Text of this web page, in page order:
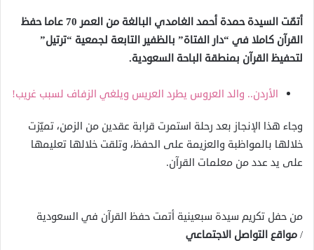
أتمّت السيدة حمدة أحمد الغامدي البالغة من العمر 70 عاما حفظ
القرآن كاملا في “دار الفتاة” بالظفير التابعة لجمعية “ترتيل”
لتحفيظ القرآن بمنطقة الباحة السعودية.
الأردن.. والد العروس يطرد العريس ويلغي الزفاف لسبب غريب!
وجاء هذا الإنجاز بعد رحلة استمرت قرابة عقدين من الزمن، تميّزت
خلالها بالمواظبة والعزيمة على الحفظ، وتلقت خلالها تعليمها
على يد عدد من معلمات القرآن.
من حفل تكريم سيدة سبعينية أتمت حفظ القرآن في السعودية
/مواقع التواصل الاجتماعي